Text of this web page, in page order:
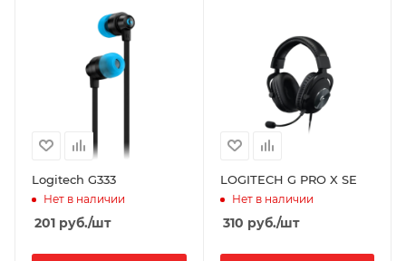
Logitech G333
Нет в наличии
201 руб./шт
LOGITECH G PRO X SE
Нет в наличии
310 руб./шт